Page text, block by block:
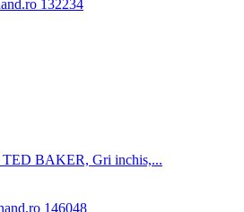
TED BAKER, Gri inchis,...